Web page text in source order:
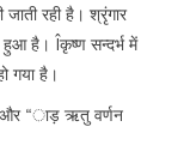
रही है। श्रृंगार
हुआ है। Îकृष्ण सन्दर्भ में
गया है।
और “ाड़ ऋतु वर्णन